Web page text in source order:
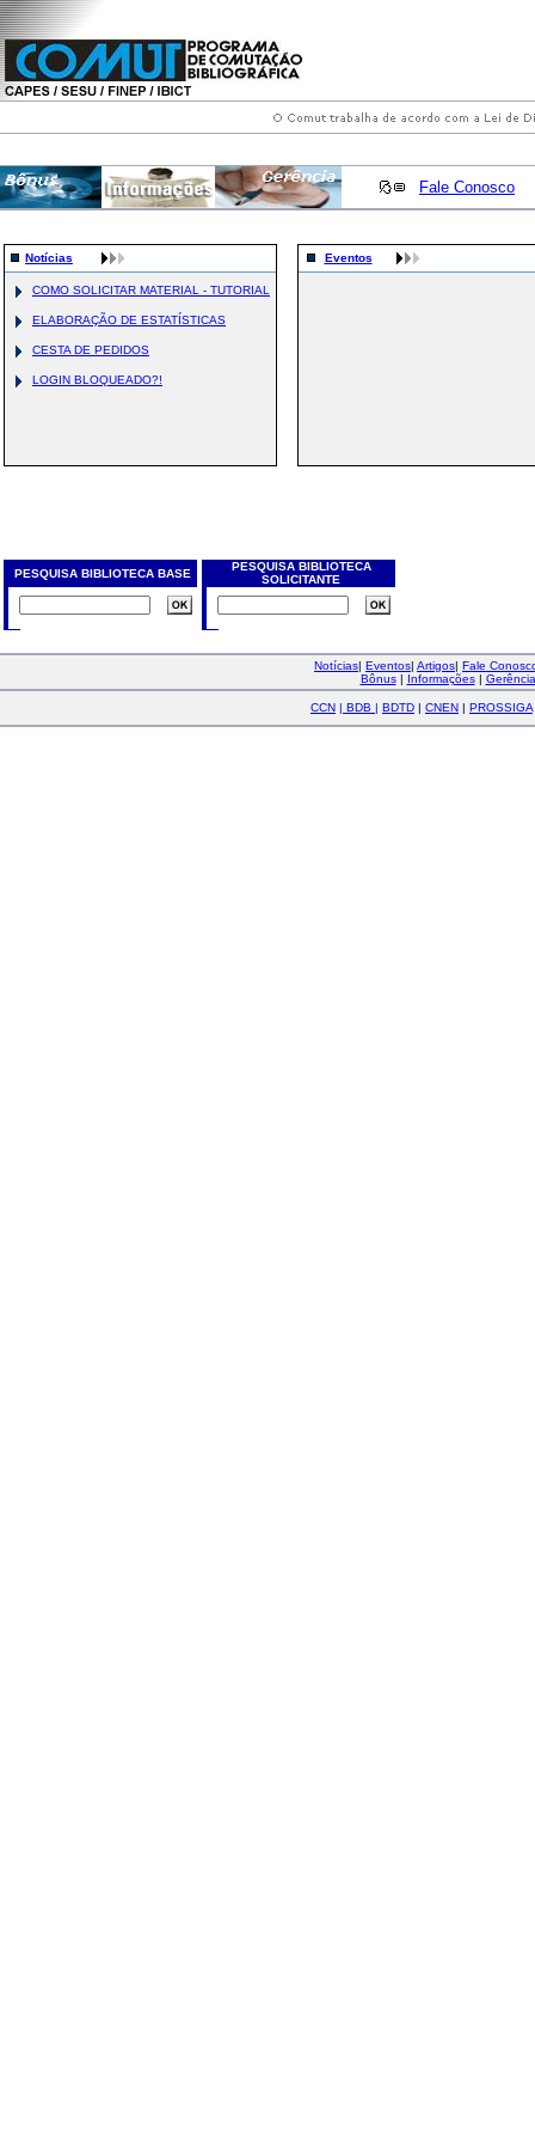
Fale Conosco
Notícias
COMO SOLICITAR MATERIAL - TUTORIAL
ELABORAÇÃO DE ESTATÍSTICAS
CESTA DE PEDIDOS
LOGIN BLOQUEADO?!
Eventos
PESQUISA BIBLIOTECA BASE
PESQUISA BIBLIOTECA
SOLICITANTE
Notícias| Eventos| Artigos| Fale
Bônus| Informações| Gerência
CCN | BDB | BDTD | CNEN | PROSSIGA